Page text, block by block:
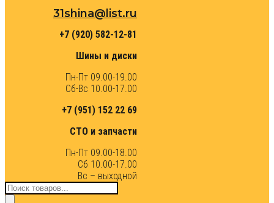
31shina@list.ru
+7 (920) 582-12-81
Шины и диски
Пн-Пт 09.00-19.00
Сб-Вс 10.00-17.00
+7 (951) 152 22 69
СТО и запчасти
Пн-Пт 09.00-18.00
Сб 10.00-17.00
Вс – выходной
Поиск
товаров